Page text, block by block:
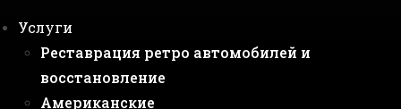
Услуги
Реставрация ретро автомобилей и
восстановление
Американские